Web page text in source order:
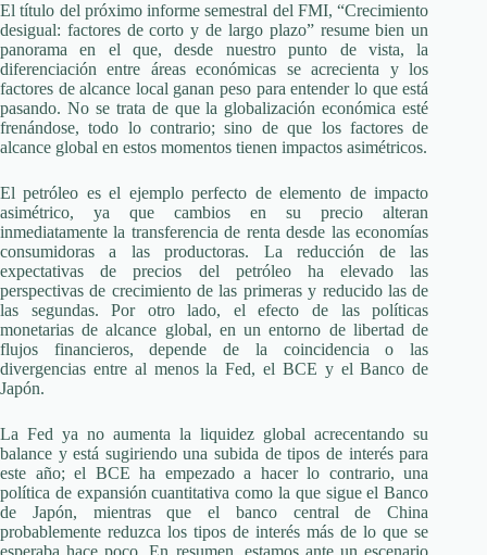
El título del próximo informe semestral del FMI, “Crecimiento
desigual: factores de corto y de largo plazo” resume bien un
panorama en el que, desde nuestro punto de vista, la
diferenciación entre áreas económicas se acrecienta y los
factores de alcance local ganan peso para entender lo que está
pasando. No se trata de que la globalización económica esté
frenándose, todo lo contrario; sino de que los factores de
alcance global en estos momentos tienen impactos asimétricos.
El petróleo es el ejemplo perfecto de elemento de impacto
asimétrico, ya que cambios en su precio alteran
inmediatamente la transferencia de renta desde las economías
consumidoras a las productoras. La reducción de las
expectativas de precios del petróleo ha elevado las
perspectivas de crecimiento de las primeras y reducido las de
las segundas. Por otro lado, el efecto de las políticas
monetarias de alcance global, en un entorno de libertad de
flujos financieros, depende de la coincidencia o las
divergencias entre al menos la Fed, el BCE y el Banco de
Japón.
La Fed ya no aumenta la liquidez global acrecentando su
balance y está sugiriendo una subida de tipos de interés para
este año; el BCE ha empezado a hacer lo contrario, una
política de expansión cuantitativa como la que sigue el Banco
de Japón, mientras que el banco central de China
probablemente reduzca los tipos de interés más de lo que se